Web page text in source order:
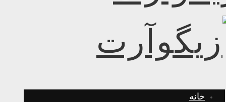
خانه